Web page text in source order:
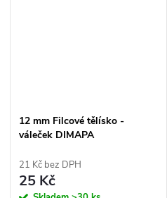
12 mm Filcové tělísko -
váleček DIMAPA
21 Kč bez DPH
25 Kč